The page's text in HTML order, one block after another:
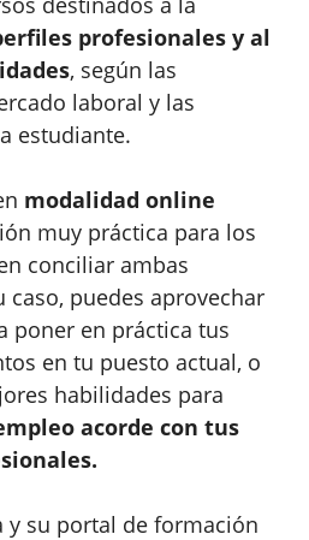
profesionales y al
, según las
laboral y las
estudiante.
modalidad online
muy práctica para los
conciliar ambas
caso, puedes aprovechar
poner en práctica tus
en tu puesto actual, o
habilidades para
acorde con tus
y su portal de formación